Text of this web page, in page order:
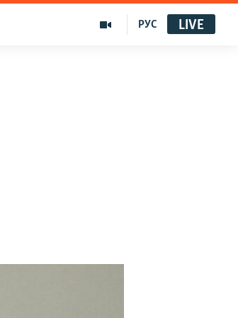
РУС LIVE